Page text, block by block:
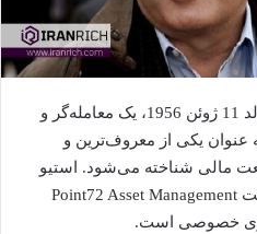
استیو کوهن (Steve Cohen)، متولد 11 ژوئن 1956، یک معامله‌گر و
عنوان یکی از معروف‌ترین و
مالی شناخته می‌شود. استیو
کوهن بنیانگذار و مدیرعامل شرکت Point72 Asset Management
خصوصی است.